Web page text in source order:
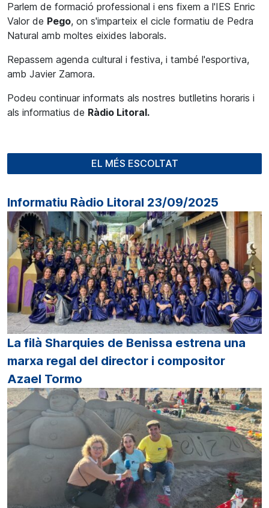
Parlem de formació professional i ens fixem a l'IES Enric
Valor de Pego, on s'imparteix el cicle formatiu de Pedra
Natural amb moltes eixides laborals.
Repassem agenda cultural i festiva, i també l'esportiva,
amb Javier Zamora.
Podeu continuar informats als nostres butlletins horaris i
als informatius de Ràdio Litoral.
EL MÉS ESCOLTAT
Informatiu Ràdio Litoral 23/09/2025
La filà Sharquies de Benissa estrena una
marxa regal del director i compositor
Azael Tormo